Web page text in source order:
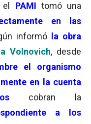
el PAMI tomó una
en las
informó
la obra
Volnovich, desde
el organismo
en la cuenta
cobran la
a los